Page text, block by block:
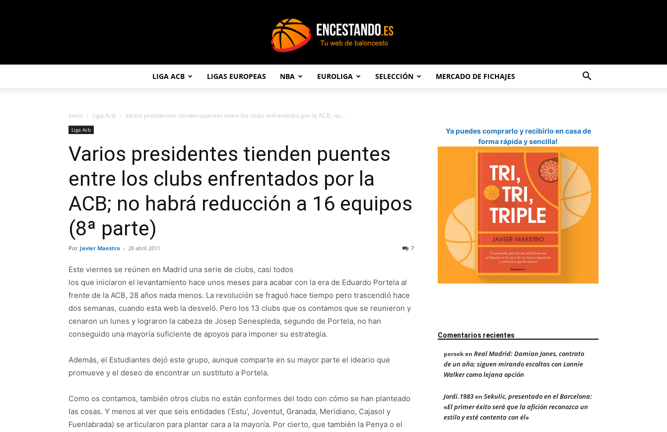
LIGA ACB LIGAS EUROPEAS NBA EUROLIGA SELECCIÓN MERCADO DE FICHAJES
Inicio Liga Acb Varios presidentes tienden puentes entre los clubs enfrentados por la ACB; no...
Liga Acb
Varios presidentes tienden puentes
entre los clubs enfrentados por la
ACB; no habrá reducción a 16 equipos
(8ª parte)
Por Javier Maestro - 28 abril 2011 7
Este viernes se reúnen en Madrid una serie de clubs, casi todos
los que iniciaron el levantamiento hace unos meses para acabar con la era de Eduardo Portela al
frente de la ACB, 28 años nada menos. La revolución se fraguó hace tiempo pero trascendió hace
dos semanas, cuando esta web la desveló. Pero los 13 clubs que os contamos que se reunieron y
cenaron un lunes y lograron la cabeza de Josep Senespleda, segundo de Portela, no han
conseguido una mayoría suficiente de apoyos para imponer su estrategia.
Además, el Estudiantes dejó este grupo, aunque comparte en su mayor parte el ideario que
promueve y el deseo de encontrar un sustituto a Portela.
Como os contamos, también otros clubs no están conformes del todo con cómo se han planteado
las cosas. Y menos al ver que seis entidades (‘Estu’, Joventut, Granada, Meridiano, Cajasol y
Fuenlabrada) se articularon para plantar cara a la mayoría. Por cierto, que también la Penya o el
Ya puedes comprarlo y recibirlo en casa de
forma rápida y sencilla!
Comentarios recientes
perseken Real Madrid: Damian Jones, contrato
de un año; siguen mirando escoltas con Lonnie
Walker como lejana opción
Jordi.1983en Sekulic, presentado en el Barcelona:
«El primer éxito será que la afición reconozca un
estilo y esté contenta con él»